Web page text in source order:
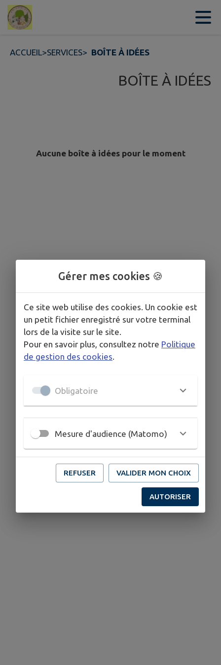
Contenu
ACCUEIL>SERVICES> BOÎTE À IDÉES
BOÎTE À IDÉES
Aucune boîte à idées pour le moment
Gérer mes cookies 🍪
Ce site web utilise des cookies. Un cookie est
un petit fichier enregistré sur votre terminal
lors de la visite sur le site.
Pour en savoir plus, consultez notre Politique
de gestion des cookies.
Obligatoire
Mesure d'audience (Matomo)
REFUSER VALIDER MON CHOIX
AUTORISER